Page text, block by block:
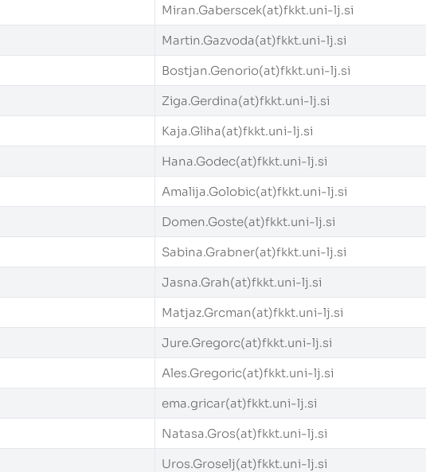
Miran.Gaberscek(at)fkkt.uni-lj.si
Martin.Gazvoda(at)fkkt.uni-lj.si
Bostjan.Genorio(at)fkkt.uni-lj.si
Ziga.Gerdina(at)fkkt.uni-lj.si
Kaja.Gliha(at)fkkt.uni-lj.si
Hana.Godec(at)fkkt.uni-lj.si
Amalija.Golobic(at)fkkt.uni-lj.si
Domen.Goste(at)fkkt.uni-lj.si
Sabina.Grabner(at)fkkt.uni-lj.si
Jasna.Grah(at)fkkt.uni-lj.si
Matjaz.Grcman(at)fkkt.uni-lj.si
Jure.Gregorc(at)fkkt.uni-lj.si
Ales.Gregoric(at)fkkt.uni-lj.si
ema.gricar(at)fkkt.uni-lj.si
Natasa.Gros(at)fkkt.uni-lj.si
Uros.Groselj(at)fkkt.uni-lj.si